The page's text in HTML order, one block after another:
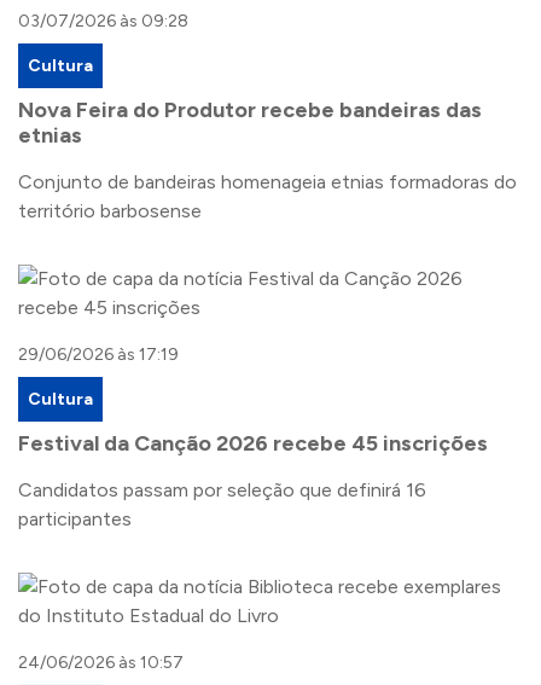
03/07/2026 às 09:28
Cultura
Nova Feira do Produtor recebe bandeiras das
etnias
Conjunto de bandeiras homenageia etnias formadoras do
território barbosense
29/06/2026 às 17:19
Cultura
Festival da Canção 2026 recebe 45 inscrições
Candidatos passam por seleção que definirá 16
participantes
24/06/2026 às 10:57